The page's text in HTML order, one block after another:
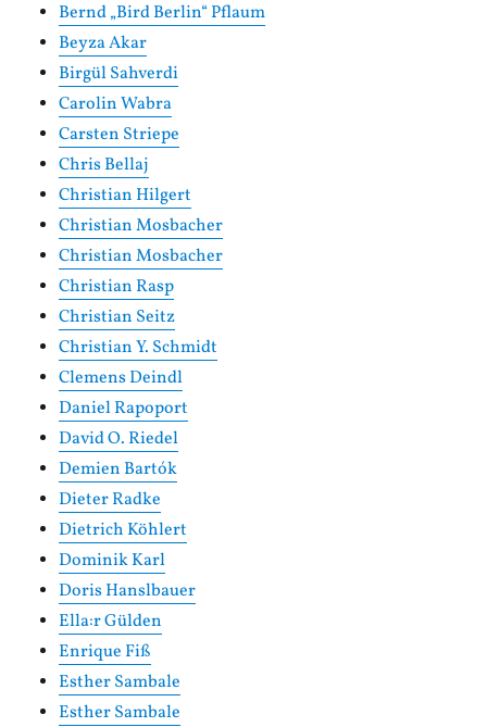
Bernd „Bird Berlin“ Pflaum
Beyza Akar
Birgül Sahverdi
Carolin Wabra
Carsten Striepe
Chris Bellaj
Christian Hilgert
Christian Mosbacher
Christian Mosbacher
Christian Rasp
Christian Seitz
Christian Y. Schmidt
Clemens Deindl
Daniel Rapoport
David O. Riedel
Demien Bartók
Dieter Radke
Dietrich Köhlert
Dominik Karl
Doris Hanslbauer
Ella:r Gülden
Enrique Fiß
Esther Sambale
Esther Sambale